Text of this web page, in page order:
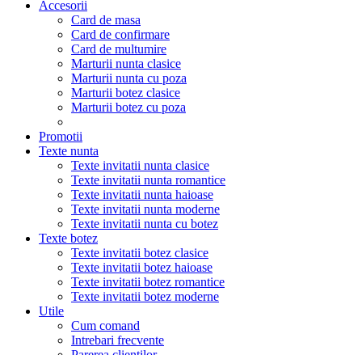
Accesorii
Card de masa
Card de confirmare
Card de multumire
Marturii nunta clasice
Marturii nunta cu poza
Marturii botez clasice
Marturii botez cu poza
Promotii
Texte nunta
Texte invitatii nunta clasice
Texte invitatii nunta romantice
Texte invitatii nunta haioase
Texte invitatii nunta moderne
Texte invitatii nunta cu botez
Texte botez
Texte invitatii botez clasice
Texte invitatii botez haioase
Texte invitatii botez romantice
Texte invitatii botez moderne
Utile
Cum comand
Intrebari frecvente